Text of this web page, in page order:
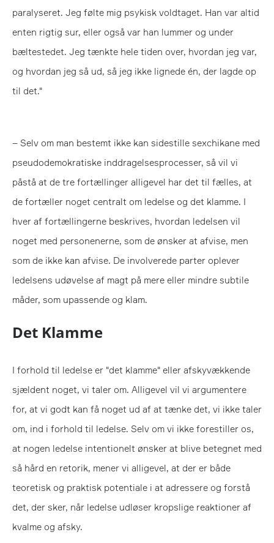
paralyseret. Jeg følte mig psykisk voldtaget. Han var altid
enten rigtig sur, eller også var han lummer og under
bæltestedet. Jeg tænkte hele tiden over, hvordan jeg var,
og hvordan jeg så ud, så jeg ikke lignede én, der lagde op
til det."
– Selv om man bestemt ikke kan sidestille sexchikane med
pseudodemokratiske inddragelsesprocesser, så vil vi
påstå at de tre fortællinger alligevel har det til fælles, at
de fortæller noget centralt om ledelse og det klamme. I
hver af fortællingerne beskrives, hvordan ledelsen vil
noget med personenerne, som de ønsker at afvise, men
som de ikke kan afvise. De involverede parter oplever
ledelsens udøvelse af magt på mere eller mindre subtile
måder, som upassende og klam.
Det Klamme
I forhold til ledelse er "det klamme" eller afskyvækkende
sjældent noget, vi taler om. Alligevel vil vi argumentere
for, at vi godt kan få noget ud af at tænke det, vi ikke taler
om, ind i forhold til ledelse. Selv om vi ikke forestiller os,
at nogen ledelse intentionelt ønsker at blive betegnet med
så hård en retorik, mener vi alligevel, at der er både
teoretisk og praktisk potentiale i at adressere og forstå
det, der sker, når ledelse udløser kropslige reaktioner af
kvalme og afsky.